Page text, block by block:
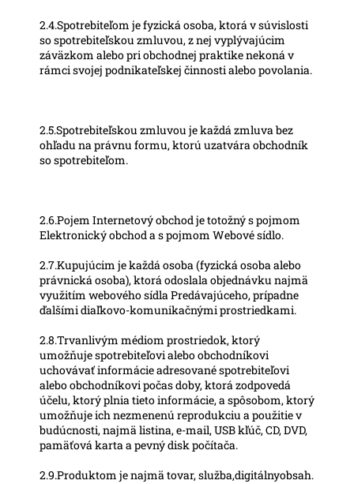
2.4.Spotrebiteľom je fyzická osoba, ktorá v súvislosti
so spotrebiteľskou zmluvou, z nej vyplývajúcim
záväzkom alebo pri obchodnej praktike nekoná v
rámci svojej podnikateľskej činnosti alebo povolania.
2.5.Spotrebiteľskou zmluvou je každá zmluva bez
ohľadu na právnu formu, ktorú uzatvára obchodník
so spotrebiteľom.
2.6.Pojem Internetový obchod je totožný s pojmom
Elektronický obchod a s pojmom Webové sídlo.
2.7.Kupujúcim je každá osoba (fyzická osoba alebo
právnická osoba), ktorá odoslala objednávku najmä
využitím webového sídla Predávajúceho, prípadne
ďalšími diaľkovo-komunikačnými prostriedkami.
2.8.Trvanlivým médiom prostriedok, ktorý
umožňuje spotrebiteľovi alebo obchodníkovi
uchovávať informácie adresované spotrebiteľovi
alebo obchodníkovi počas doby, ktorá zodpovedá
účelu, ktorý plnia tieto informácie, a spôsobom, ktorý
umožňuje ich nezmenenú reprodukciu a použitie v
budúcnosti, najmä listina, e-mail, USB kľúč, CD, DVD,
pamäťová karta a pevný disk počítača.
2.9.Produktom je najmä tovar, služba,digitálnyobsah.